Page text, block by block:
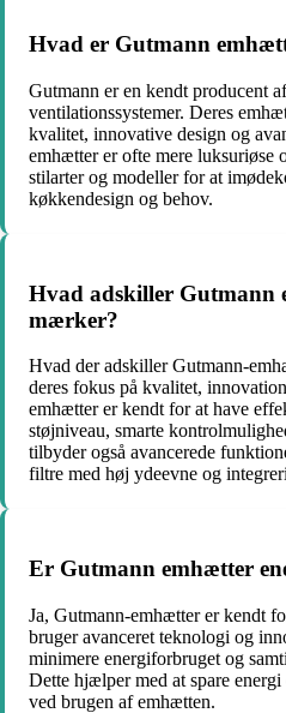
Hvad er Gutmann
Gutmann er en kendt producent
ventilationssystemer. Deres
kvalitet, innovative design og
emhætter er ofte mere luksuriøse
stilarter og modeller for at
køkkendesign og behov.
Hvad adskiller Gutmann
mærker?
Hvad der adskiller Gutmann-
deres fokus på kvalitet,
emhætter er kendt for at have
støjniveau, smarte
tilbyder også avancerede
filtre med høj ydeevne og
Er Gutmann emhætter
Ja, Gutmann-emhætter er kendt
bruger avanceret teknologi og
minimere energiforbruget og
Dette hjælper med at spare
ved brugen af ​​emhætten.